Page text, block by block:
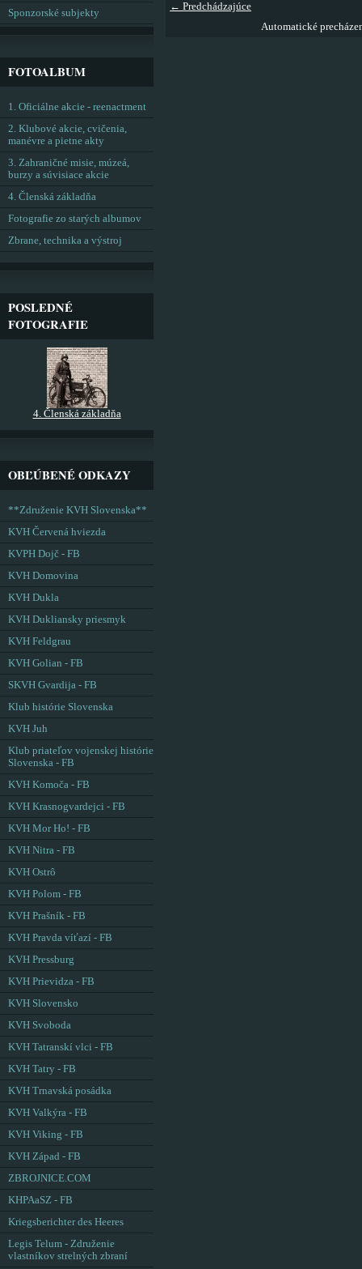
← Predchádzajúce
Automatické
Sponzorské subjekty
FOTOALBUM
1. Oficiálne akcie - reenactment
2. Klubové akcie, cvičenia,
manévre a pietne akty
3. Zahraničné misie, múzeá,
burzy a súvisiace akcie
4. Členská základňa
Fotografie zo starých albumov
Zbrane, technika a výstroj
POSLEDNÉ
FOTOGRAFIE
4. Členská základňa
OBĽÚBENÉ ODKAZY
**Združenie KVH Slovenska**
KVH Červená hviezda
KVPH Dojč - FB
KVH Domovina
KVH Dukla
KVH Dukliansky priesmyk
KVH Feldgrau
KVH Golian - FB
SKVH Gvardija - FB
Klub histórie Slovenska
KVH Juh
Klub priateľov vojenskej histórie
Slovenska - FB
KVH Komoča - FB
KVH Krasnogvardejci - FB
KVH Mor Ho! - FB
KVH Nitra - FB
KVH Ostrô
KVH Polom - FB
KVH Prašník - FB
KVH Pravda víťazí - FB
KVH Pressburg
KVH Prievidza - FB
KVH Slovensko
KVH Svoboda
KVH Tatranskí vlci - FB
KVH Tatry - FB
KVH Trnavská posádka
KVH Valkýra - FB
KVH Viking - FB
KVH Západ - FB
ZBROJNICE.COM
KHPAaSZ - FB
Kriegsberichter des Heeres
Legis Telum - Združenie
vlastníkov strelných zbraní